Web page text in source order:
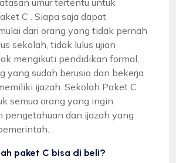
C . Siapa saja dapat
dari orang yang tidak pernah
sekolah, tidak lulus ujian
mengikuti pendidikan formal,
yang sudah berusia dan bekerja
ijazah. Sekolah Paket C
semua orang yang ingin
pengetahuan dan ijazah yang
paket C bisa di beli?